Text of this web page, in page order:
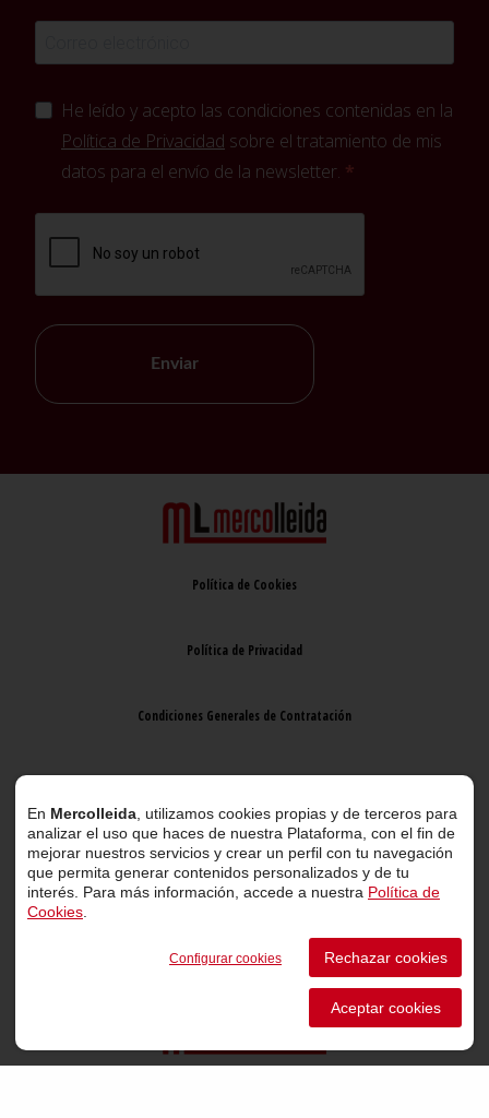
He leído y acepto las condiciones contenidas en la
Política de Privacidad sobre el tratamiento de mis
datos para el envío de la newsletter.
Enviar
Política de Cookies
Política de Privacidad
Condiciones Generales de Contratación
© 2026 Mercolleida. Todos los derechos reservados.
ACTIUM Digital
En Mercolleida , utilizamos cookies propias y de terceros para
analizar el uso que haces de nuestra Plataforma, con el fin de
mejorar nuestros servicios y crear un perfil con tu navegación
que permita generar contenidos personalizados y de tu
interés. Para más información, accede a nuestra Política de
Cookies
Configurar cookies Rechazar cookies
Aceptar cookies